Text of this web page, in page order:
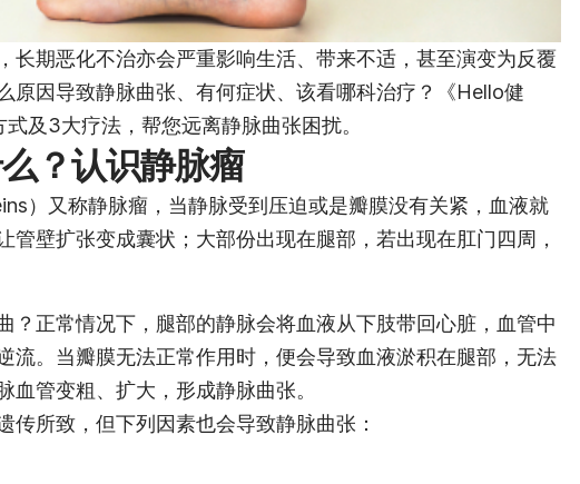
长期恶化不治亦会严重影响生活、带来不适，甚至演变为反覆
原因导致静脉曲张、有何症状、该看哪科治疗？《Hello健
及3大疗法，帮您远离静脉曲张困扰。
？认识静脉瘤
）又称静脉瘤，当静脉受到压迫或是瓣膜没有关紧，血液就
管壁扩张变成囊状；大部份出现在腿部，若出现在肛门四周，
？正常情况下，腿部的静脉会将血液从下肢带回心脏，血管中
流。当瓣膜无法正常作用时，便会导致血液淤积在腿部，无法
血管变粗、扩大，形成静脉曲张。
传所致，但下列因素也会导致静脉曲张：